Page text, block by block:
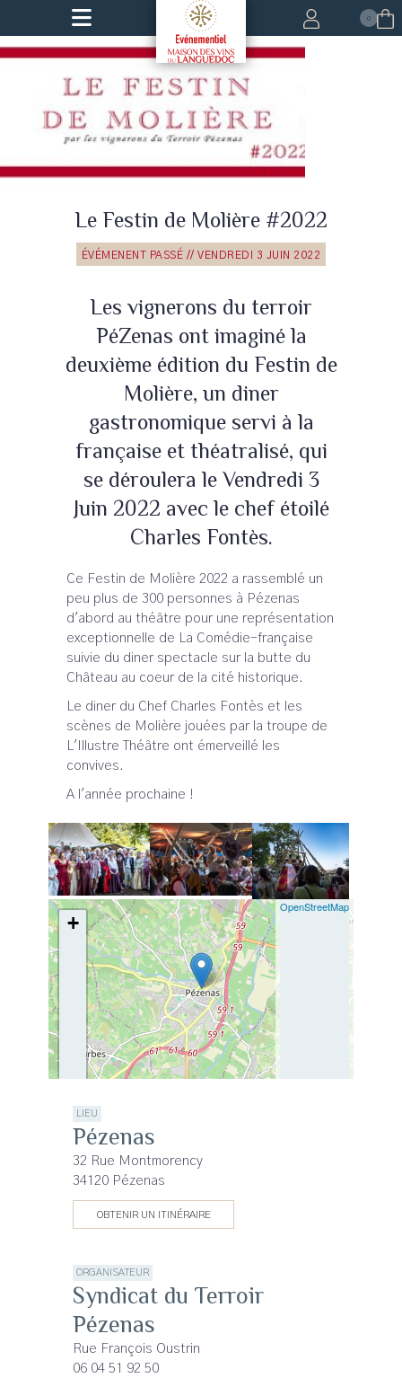
0
Le Festin de Molière #2022
ÉVÉMENENT PASSÉ // VENDREDI 3 JUIN 2022
Les vignerons du terroir
PéZenas ont imaginé la
deuxième édition du Festin de
Molière, un diner
gastronomique servi à la
française et théatralisé, qui
se déroulera le Vendredi 3
Juin 2022 avec le chef étoilé
Charles Fontès.
Ce Festin de Molière 2022 a rassemblé un
peu plus de 300 personnes à Pézenas
d'abord au théâtre pour une représentation
exceptionnelle de La Comédie-française
suivie du diner spectacle sur la butte du
Château au coeur de la cité historique.
Le diner du Chef Charles Fontès et les
scènes de Molière jouées par la troupe de
L'Illustre Théâtre ont émerveillé les
convives.
A l'année prochaine !
+
Leaflet
| ©
OpenStreetMap
LIEU
Pézenas
32 Rue Montmorency
34120 Pézenas
OBTENIR UN ITINÉRAIRE
ORGANISATEUR
Syndicat du Terroir
Pézenas
Rue François Oustrin
06 04 51 92 50